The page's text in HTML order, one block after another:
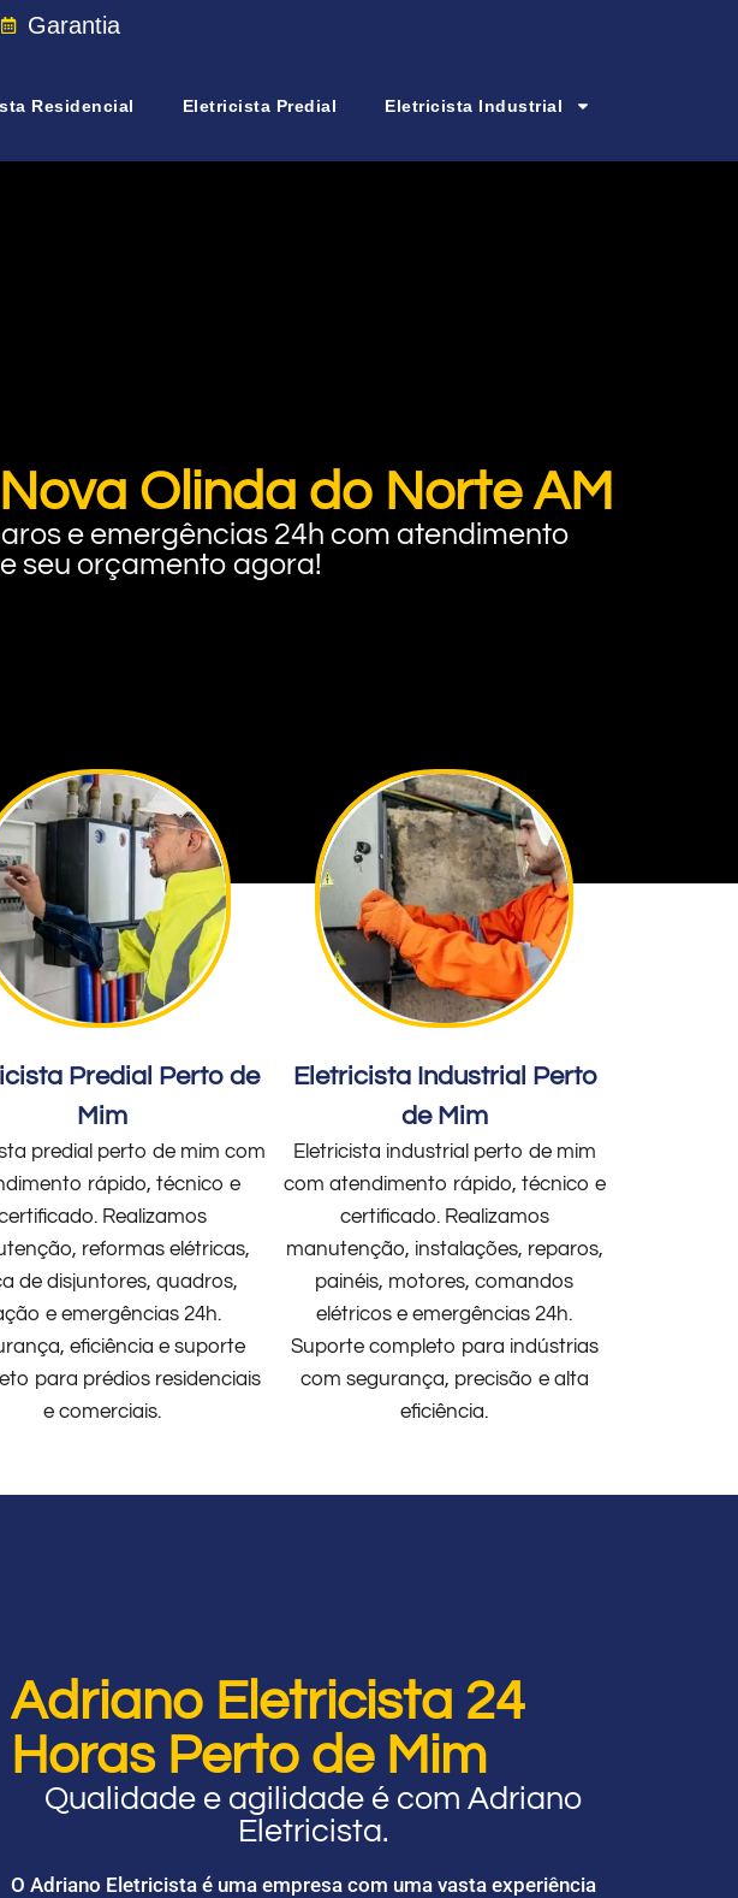
Garantia
Residencial Eletricista Predial Eletricista Industrial
Olinda do Norte AM
e emergências 24h com atendimento
seu orçamento agora!
Predial Perto de
Mim
predial perto de mim com
rápido, técnico e
Realizamos
reformas elétricas,
de disjuntores, quadros,
e emergências 24h.
eficiência e suporte
para prédios residenciais
e comerciais.
Eletricista Industrial Perto
de Mim
Eletricista industrial perto de mim
com atendimento rápido, técnico e
certificado. Realizamos
manutenção, instalações, reparos,
painéis, motores, comandos
elétricos e emergências 24h.
Suporte completo para indústrias
com segurança, precisão e alta
eficiência.
Adriano Eletricista 24
Horas Perto de Mim
Qualidade e agilidade é com Adriano
Eletricista.
O Adriano Eletricista é uma empresa com uma vasta experiência